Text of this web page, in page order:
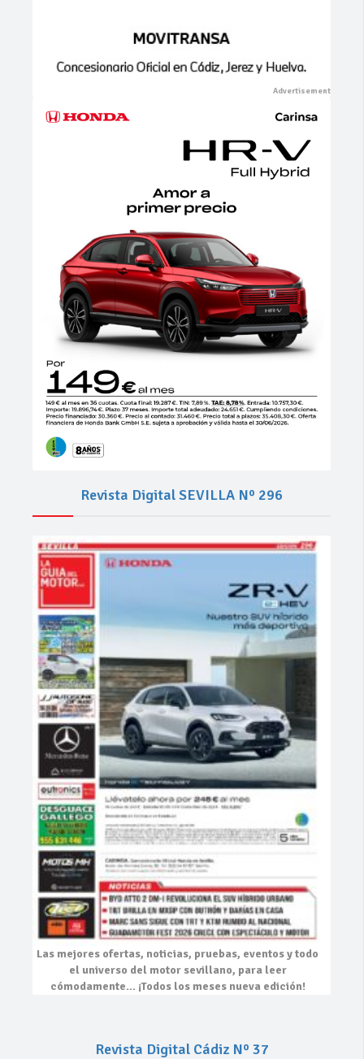
Revista Digital SEVILLA Nº 296
Las mejores ofertas, noticias, pruebas, eventosy todo
el universo del motor sevillano, para leer
cómodamente… ¡Todos los meses nueva edición!
Revista Digital Cádiz Nº 37